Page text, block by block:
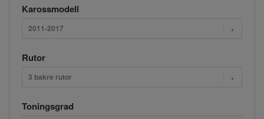
Karossmodell
2011-2017
Rutor
3 bakre rutor
Toningsgrad